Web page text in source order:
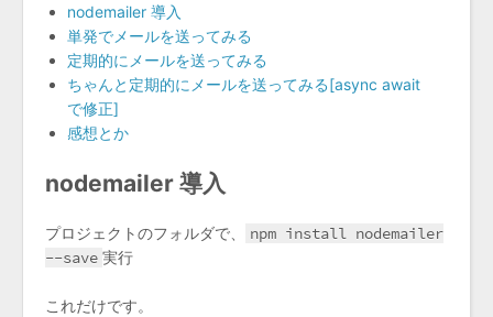
nodemailer 導入
単発でメールを送ってみる
定期的にメールを送ってみる
ちゃんと定期的にメールを送ってみる[async await
で修正]
感想とか
nodemailer 導入
プロジェクトのフォルダで、
npm install nodemailer
--save 実行
これだけです。